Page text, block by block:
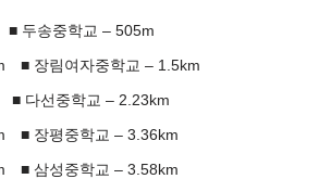
두송중학교 – 505m
장림여자중학교 – 1.5km
다선중학교 – 2.23km
장평중학교 – 3.36km
삼성중학교 – 3.58km